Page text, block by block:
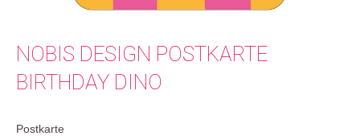
NOBIS DESIGN POSTKARTE
BIRTHDAY DINO
Postkarte